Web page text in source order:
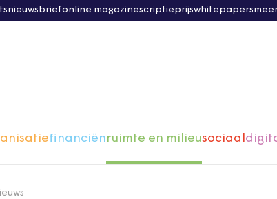
nieuwsbriefonline magazinescriptieprijswhitepapers
financiënruimte en milieusociaal